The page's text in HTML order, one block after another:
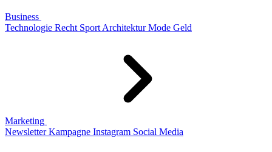
Business
Technologie Recht Sport Architektur Mode Geld
Marketing
Newsletter Kampagne Instagram Social Media